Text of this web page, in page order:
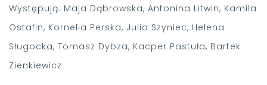
Występują: Maja Dąbrowska, Antonina Litwin, Kamila
Ostafin, Kornelia Perska, Julia Szyniec, Helena
Sługocka, Tomasz Dybza, Kacper Pastuła, Bartek
Zienkiewicz